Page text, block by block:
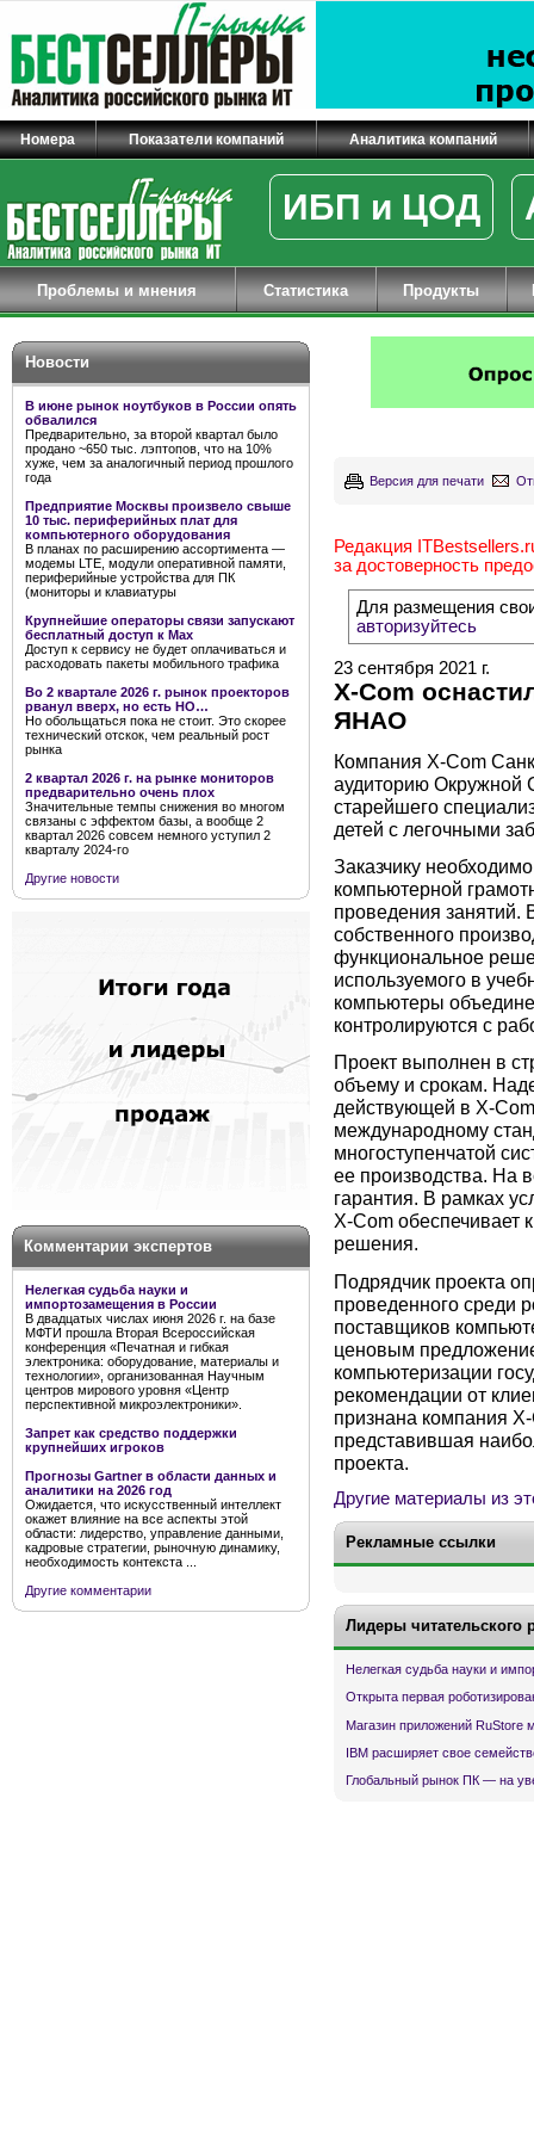
Номера Показатели компаний Аналитика компаний
ИБП и ЦОД
Проблемы и мнения Статистика Продукты
Новости
В июне рынок ноутбуков в России опять
обвалился
Предварительно, за второй квартал было
продано ~650 тыс. лэптопов, что на 10%
хуже, чем за аналогичный период прошлого
года
Предприятие Москвы произвело свыше
10 тыс. периферийных плат для
компьютерного оборудования
В планах по расширению ассортимента —
модемы LTE, модули оперативной памяти,
периферийные устройства для ПК
(мониторы и клавиатуры
Крупнейшие операторы связи запускают
бесплатный доступ к Мах
Доступ к сервису не будет оплачиваться и
расходовать пакеты мобильного трафика
Во 2 квартале 2026 г. рынок проекторов
рванул вверх, но есть НО…
Но обольщаться пока не стоит. Это скорее
технический отскок, чем реальный рост
рынка
2 квартал 2026 г. на рынке мониторов
предварительно очень плох
Значительные темпы снижения во многом
связаны с эффектом базы, а вообще 2
квартал 2026 совсем немного уступил 2
кварталу 2024-го
Другие новости
Комментарии экспертов
Нелегкая судьба науки и
импортозамещения в России
В двадцатых числах июня 2026 г. на базе
МФТИ прошла Вторая Всероссийская
конференция «Печатная и гибкая
электроника: оборудование, материалы и
технологии», организованная Научным
центров мирового уровня «Центр
перспективной микроэлектроники».
Запрет как средство поддержки
крупнейших игроков
Прогнозы Gartner в области данных и
аналитики на 2026 год
Ожидается, что искусственный интеллект
окажет влияние на все аспекты этой
области: лидерство, управление данными,
кадровые стратегии, рыночную динамику,
необходимость контекста ...
Другие комментарии
Версия для печати
Редакция
за достоверность
Для размещения
авторизуйтесь
23 сентября 2021 г.
X-Com
ЯНАО
Компания Х-Com
аудиторию Окружной
старейшего
детей с легочными
Заказчику
компьютерной
проведения занятий.
собственного
функциональное
используемого в
компьютеры
контролируются с
Проект выполнен в
объему и срокам.
действующей в X-
международному
многоступенчатой
ее производства. На
гарантия. В рамках
X-Com обеспечивает
решения.
Подрядчик проекта
проведенного среди
поставщиков
ценовым
компьютеризации
рекомендации от
признана компания
представившая
проекта.
Другие материалы из
Рекламные ссылки
Лидеры читательского
Нелегкая судьба науки и
Открыта первая
Магазин приложений RuStore
IBM расширяет свое
Глобальный рынок ПК — на